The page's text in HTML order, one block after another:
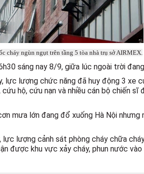
cháy ngùn ngụt trên tầng 5 tòa nhà trụ sở AIRMEX.
sáng nay 8/9, giữa lúc ngoài trời
lực lượng chức năng đã huy động 3 xe
hộ, cứu nạn và nhiều cán bộ chiến
mưa lớn đang đổ xuống Hà Nội
lực lượng cảnh sát phòng cháy chữa
được khu vực xảy cháy, phun nước